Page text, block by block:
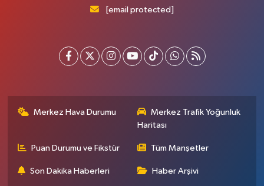
[email protected]
Merkez Hava Durumu
Merkez Trafik Yoğunluk
Haritası
Puan Durumu ve Fikstür Tüm Manşetler
Son Dakika Haberleri Haber Arşivi